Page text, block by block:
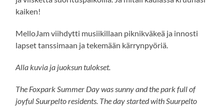
kaiken!
MelloJam viihdytti musiikillaan piknikväkeä ja innosti
lapset tanssimaan ja tekemään kärrynpyöriä.
Alla kuvia ja juoksun tulokset.
The Foxpark Summer Day was sunny and the park full of
joyful Suurpelto residents. The day started with Suurpelto